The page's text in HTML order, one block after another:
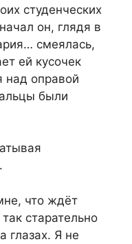
студенческих
он, глядя в
смеялась,
ей кусочек
над оправой
были
что ждёт
старательно
глазах. Я не